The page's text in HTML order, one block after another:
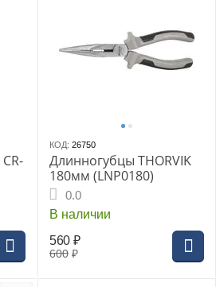
КОД: 26750
Длинногубцы THORVIK
180мм (LNP0180)
0.0
В наличии
600 ₽
560 ₽